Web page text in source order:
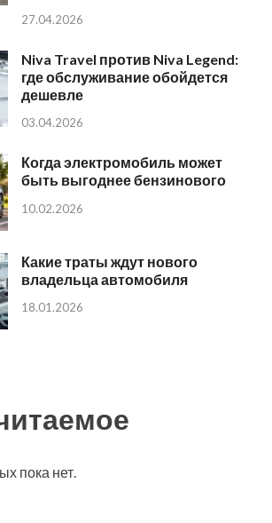
27.04.2026
Niva Travel против Niva Legend:
где обслуживание обойдется
дешевле
03.04.2026
Когда электромобиль может
быть выгоднее бензинового
10.02.2026
Какие траты ждут нового
владельца автомобиля
18.01.2026
пока нет.